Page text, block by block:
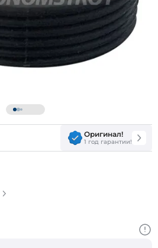
Оригинал!
1 год гарантии!